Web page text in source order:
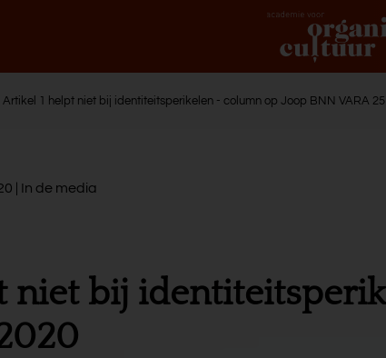
Artikel 1 helpt niet bij identiteitsperikelen - column op Joop BNN VARA
| In de media
niet bij